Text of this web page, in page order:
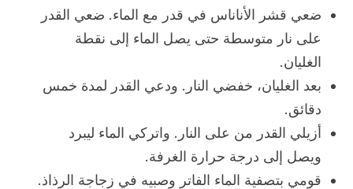
ضعي قشر الأناناس في قدر مع الماء. ضعي القدر
على نار متوسطة حتى يصل الماء إلى نقطة
الغليان.
بعد الغليان، خفضي النار. ودعي القدر لمدة خمس
دقائق.
أزيلي القدر من على النار. واتركي الماء ليبرد
ويصل إلى درجة حرارة الغرفة.
قومي بتصفية الماء الفاتر وصبيه في زجاجة الرذاذ.